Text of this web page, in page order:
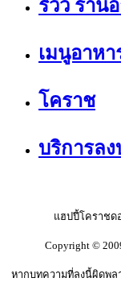
รีวิว ร้าน
เมนูอาหา
โคราช
บริการล
แฮปปี้โคราชด
Copyright ©
หากบทความที่ลงนี้ผิดพล